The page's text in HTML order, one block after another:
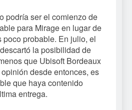
podría ser el comienzo de
para Mirage en lugar de
poco probable. En julio, el
la posibilidad de
que Ubisoft Bordeaux
desde entonces, es
que haya contenido
entrega.